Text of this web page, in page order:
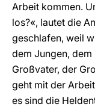
Arbeit kommen.
los?«, lautet die
geschlafen, weil
dem Jungen,
Großvater, der
geht mit der
es sind die